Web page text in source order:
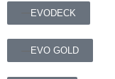
EVODECK
EVO GOLD